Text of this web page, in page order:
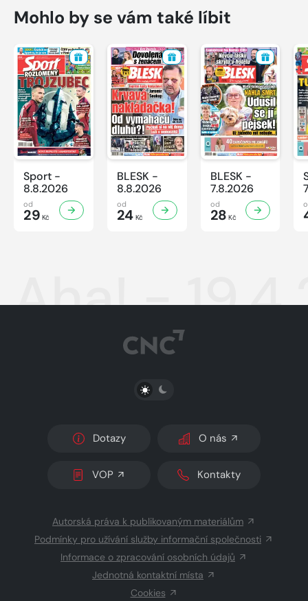
Mohlo by se vám také líbit
Sport -
8.8.2026
od
29 Kč
BLESK -
8.8.2026
od
24Kč
BLESK -
7.8.2026
od
28 Kč
Aha! -
PŘEPNOUT SVĚTLÝ/TMAVÝ REŽIM
Dotazy O nás
VOP Kontakty
Autorská práva k publikovaným materiálům
Podmínky pro užívání služby informační společnosti
Informace o zpracování osobních údajů
Jednotná kontaktní místa
Cookies